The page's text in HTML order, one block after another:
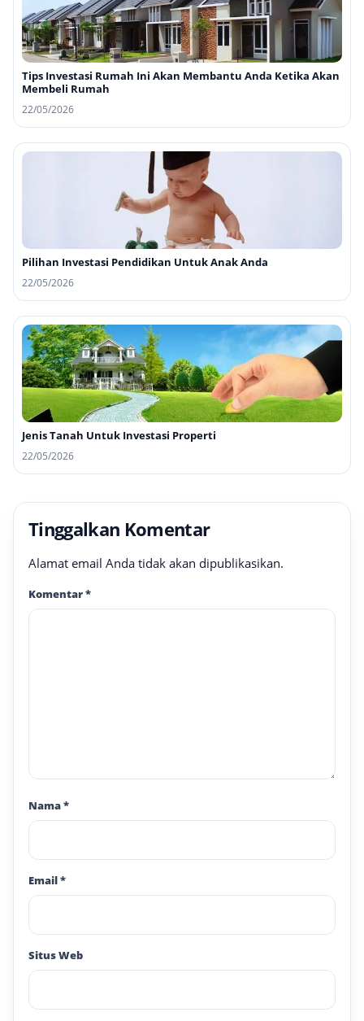
Tips Investasi Rumah Ini Akan Membantu Anda Ketika Akan
Membeli Rumah
22/05/2026
Pilihan Investasi Pendidikan Untuk Anak Anda
22/05/2026
Jenis Tanah Untuk Investasi Properti
22/05/2026
Tinggalkan Komentar
Alamat email Anda tidak akan dipublikasikan.
Komentar*
Nama*
Email*
Situs Web